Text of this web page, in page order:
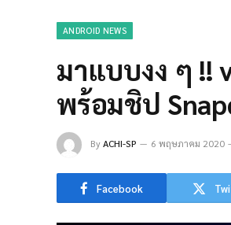
ANDROID NEWS
มาแบบงง ๆ !!
พร้อมชิป
ByACHI-SP 6 พฤษภาคม 2020
Facebook